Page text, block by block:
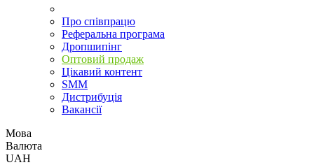
Про співпрацю
Реферальна програма
Дропшипінг
Оптовий продаж
Цікавий контент
SMM
Дистрибуція
Вакансії
Мова
Валюта
UAH